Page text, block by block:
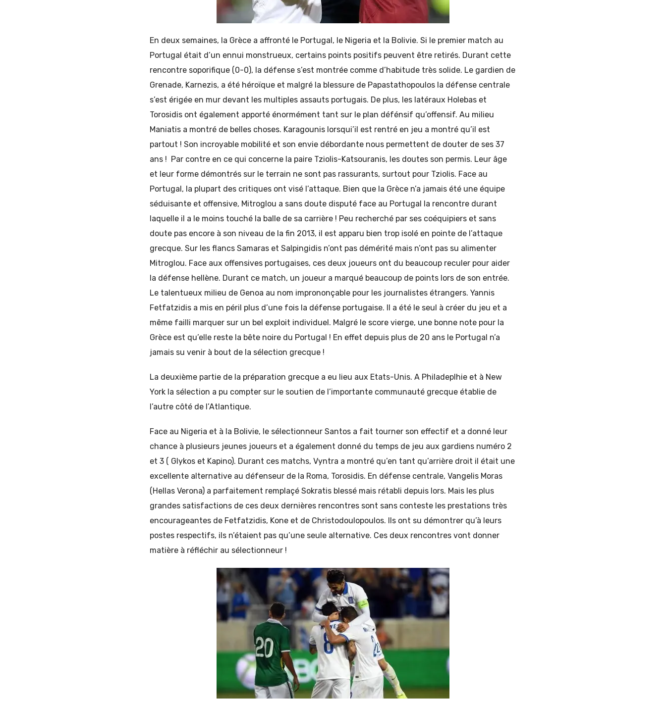
En deux semaines, la Grèce a affronté le Portugal, le Nigeria et la Bolivie. Si le premier match au
Portugal était d’un ennui monstrueux, certains points positifs peuvent être retirés. Durant cette
rencontre soporifique (0-0), la défense s’est montrée comme d’habitude très solide. Le gardien de
Grenade, Karnezis, a été héroïque et malgré la blessure de Papastathopoulos la défense centrale
s’est érigée en mur devant les multiples assauts portugais. De plus, les latéraux Holebas et
Torosidis ont également apporté énormément tant sur le plan défénsif qu’offensif. Au milieu
Maniatis a montré de belles choses. Karagounis lorsqui’il est rentré en jeu a montré qu’il est
partout ! Son incroyable mobilité et son envie débordante nous permettent de douter de ses 37
ans ! Par contre en ce qui concerne la paire Tziolis-Katsouranis, les doutes son permis. Leur âge
et leur forme démontrés sur le terrain ne sont pas rassurants, surtout pour Tziolis. Face au
Portugal, la plupart des critiques ont visé l’attaque. Bien que la Grèce n’a jamais été une équipe
séduisante et offensive, Mitroglou a sans doute disputé face au Portugal la rencontre durant
laquelle il a le moins touché la balle de sa carrière ! Peu recherché par ses coéquipiers et sans
doute pas encore à son niveau de la fin 2013, il est apparu bien trop isolé en pointe de l’attaque
grecque. Sur les flancs Samaras et Salpingidis n’ont pas démérité mais n’ont pas su alimenter
Mitroglou. Face aux offensives portugaises, ces deux joueurs ont du beaucoup reculer pour aider
la défense hellène. Durant ce match, un joueur a marqué beaucoup de points lors de son entrée.
Le talentueux milieu de Genoa au nom imprononçable pour les journalistes étrangers. Yannis
Fetfatzidis a mis en péril plus d’une fois la défense portugaise. Il a été le seul à créer du jeu et a
même failli marquer sur un bel exploit individuel. Malgré le score vierge, une bonne note pour la
Grèce est qu’elle reste la bête noire du Portugal ! En effet depuis plus de 20 ans le Portugal n’a
jamais su venir à bout de la sélection grecque !
La deuxième partie de la préparation grecque a eu lieu aux Etats-Unis. A Philadeplhie et à New
York la sélection a pu compter sur le soutien de l’importante communauté grecque établie de
l’autre côté de l’Atlantique.
Face au Nigeria et à la Bolivie, le sélectionneur Santos a fait tourner son effectif et a donné leur
chance à plusieurs jeunes joueurs et a également donné du temps de jeu aux gardiens numéro 2
et 3 ( Glykos et Kapino). Durant ces matchs, Vyntra a montré qu’en tant qu’arrière droit il était une
excellente alternative au défenseur de la Roma, Torosidis. En défense centrale, Vangelis Moras
(Hellas Verona) a parfaitement remplaçé Sokratis blessé mais rétabli depuis lors. Mais les plus
grandes satisfactions de ces deux dernières rencontres sont sans conteste les prestations très
encourageantes de Fetfatzidis, Kone et de Christodoulopoulos. Ils ont su démontrer qu’à leurs
postes respectifs, ils n’étaient pas qu’une seule alternative. Ces deux rencontres vont donner
matière à réfléchir au sélectionneur !